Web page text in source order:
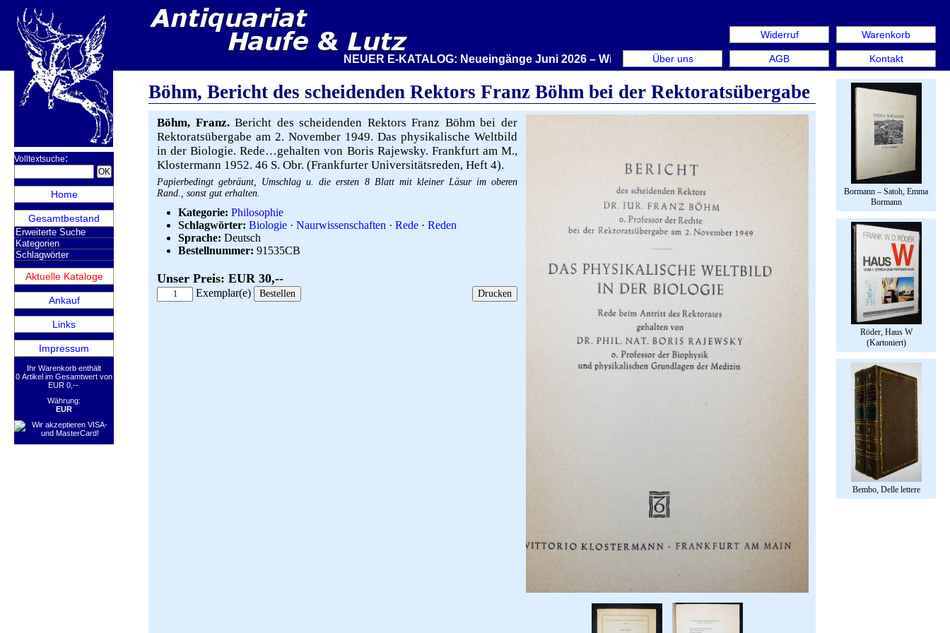
Warenkorb
Kontakt
Widerruf
AGB
Über uns
NEUER E-KATALOG: Neueingänge Juni 2026 – Wir stellen aus: Rare Book Week Berlin. Internationale Messe
Volltextsuche:
Home
Gesamtbestand
Erweiterte Suche
Kategorien
Schlagwörter
Aktuelle Kataloge
Ankauf
Links
Impressum
Ihr Warenkorb enthält
0 Artikel im Gesamtwert von
EUR 0,--
Währung:
EUR
Bormann – Satoh, Emma
Bormann
Röder, Haus W
(Kartoniert)
Bembo, Delle lettere
Böhm, Bericht des scheidenden Rektors Franz Böhm bei der Rektoratsübergabe
Böhm, Franz.Bericht des scheidenden Rektors Franz Böhm bei der
Rektoratsübergabe am 2. November 1949. Das physikalische Weltbild
in der Biologie. Rede…gehalten von Boris Rajewsky. Frankfurt am M.,
Klostermann 1952. 46 S. Obr. (Frankfurter Universitätsreden, Heft 4).
Papierbedingt gebräunt, Umschlag u. die ersten 8 Blatt mit kleiner Läsur im oberen
Rand., sonst gut erhalten.
Kategorie: Philosophie
Schlagwörter: Biologie · Naurwissenschaften · Rede · Reden
Sprache: Deutsch
Bestellnummer: 91535CB
Unser Preis: EUR 30,--
Exemplar(e)